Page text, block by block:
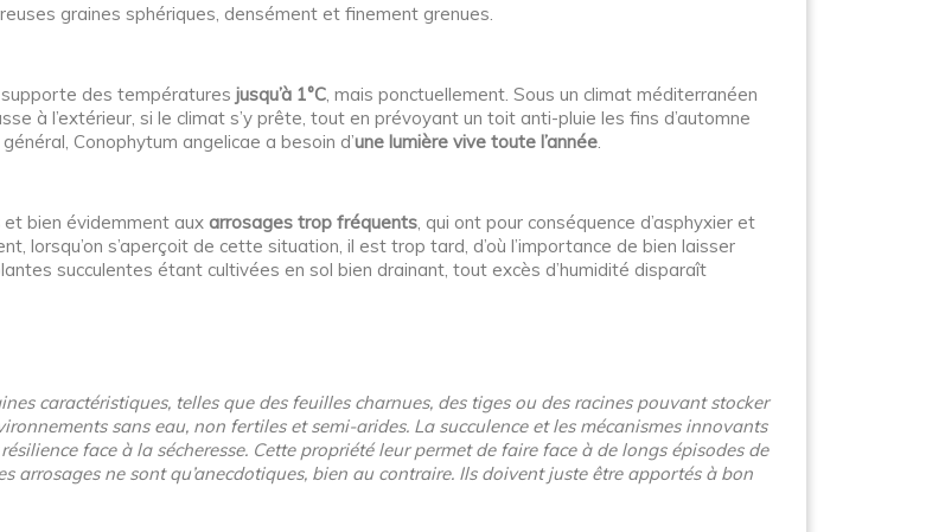
graines sphériques, densément et finement grenues.
supporte des températures jusqu’à 1°C , mais ponctuellement. Sous un climat méditerranéen
à l’extérieur, si le climat s’y prête, tout en prévoyant un toit anti-pluie les fins d’automne
Conophytum angelicae a besoin d’une lumière vive toute l’année
et bien évidemment aux arrosages trop fréquents , qui ont pour conséquence d’asphyxier et
lorsqu’on s’aperçoit de cette situation, il est trop tard, d’où l’importance de bien laisser
succulentes étant cultivées en sol bien drainant, tout excès d’humidité disparaît
caractéristiques, telles que des feuilles charnues, des tiges ou des racines pouvant stocker
sans eau, non fertiles et semi-arides. La succulence et les mécanismes innovants
face à la sécheresse. Cette propriété leur permet de faire face à de longs épisodes de
arrosages ne sont qu’anecdotiques, bien au contraire. Ils doivent juste être apportés à bon